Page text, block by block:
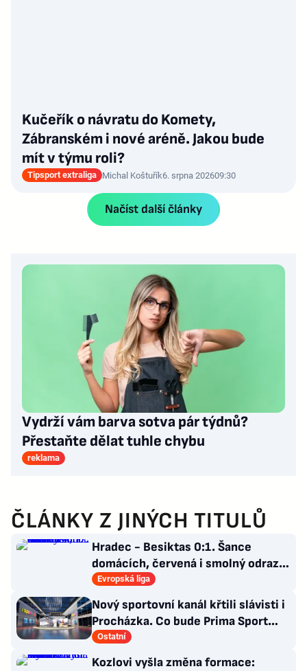
Kučeřík o návratu do Komety,
Zábranském i nové aréně. Jakou bude
mít v týmu roli?
Tipsport extraliga Michal Koštuřík6. srpna 202609:30
Načíst další články
Vydrží vám barva sotva pár týdnů?
Přestaňte dělat tuhle chybu
reklama
ČLÁNKY Z JINÝCH TITULŮ
Hradec - Besiktas 0:1. Šance
domácích, červená i smolný odraz.
Votroci budou dotahovat
Evropská liga
Nový sportovní kanál křtili slávisti i
Procházka. Co bude Prima Sport
vysílat?
Ostatní
Kozlovi vyšla změna formace: